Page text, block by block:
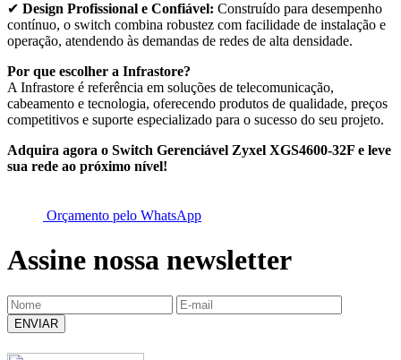
✔ Design Profissional e Confiável: Construído para desempenho
contínuo, o switch combina robustez com facilidade de instalação e
operação, atendendo às demandas de redes de alta densidade.
Por que escolher a Infrastore?
A Infrastore é referência em soluções de telecomunicação,
cabeamento e tecnologia, oferecendo produtos de qualidade, preços
competitivos e suporte especializado para o sucesso do seu projeto.
Adquira agora o Switch Gerenciável Zyxel XGS4600-32F e leve
sua rede ao próximo nível!
Orçamento pelo WhatsApp
Assine nossa newsletter
ENVIAR